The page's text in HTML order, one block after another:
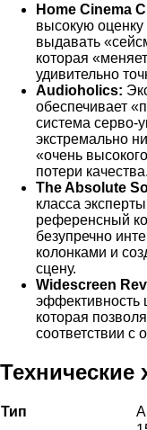
Home Cinema
высокую оценку
выдавать
которая
удивительно
Audioholics:
обеспечивает
система серво-
экстремально
«очень
потери качества.
The Absolute
класса
референсный
безупречно
колонками и
сцену.
Widescreen
эффективность
которая
соответствии с
Технические
Тип